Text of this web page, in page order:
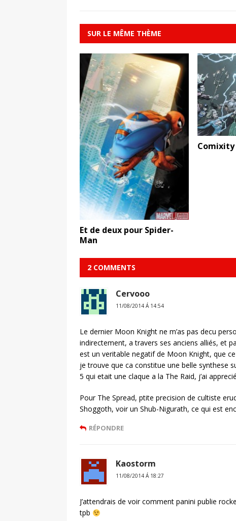
SUR LE MÊME THÈME
Et de deux pour Spider-
Man
Comixity
2 COMMENTS
Cervooo
11/08/2014 Á 14:54
Le dernier Moon Knight ne m’as pas decu
indirectement, a travers ses anciens alliés, et
est un veritable negatif de Moon Knight, que
je trouve que ca constitue une belle synthese
5 qui etait une claque a la The Raid, j’ai
Pour The Spread, ptite precision de cultiste
Shoggoth, voir un Shub-Nigurath, ce qui est
RÉPONDRE
Kaostorm
11/08/2014 Á 18:27
J’attendrais de voir comment panini publie
tpb